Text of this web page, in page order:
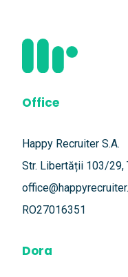
Office
Happy Recruiter S.A.
Str. Libertății 103/29,
RO27016351
Dora